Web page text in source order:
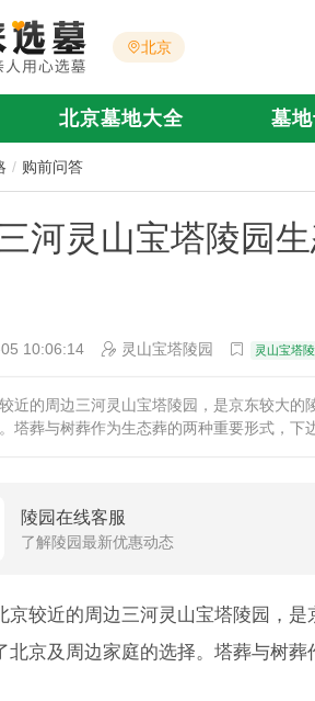
北京
北京墓地大全 墓
购前问答
河灵山宝塔陵园
10:06:14 灵山宝塔陵园 灵山宝塔
近的周边三河灵山宝塔陵园，是京东较大
塔葬与树葬作为生态葬的两种重要形式，下
陵园在线客服
了解陵园最新优惠动态
京较近的周边三河灵山宝塔陵园，
北京及周边家庭的选择。塔葬与树